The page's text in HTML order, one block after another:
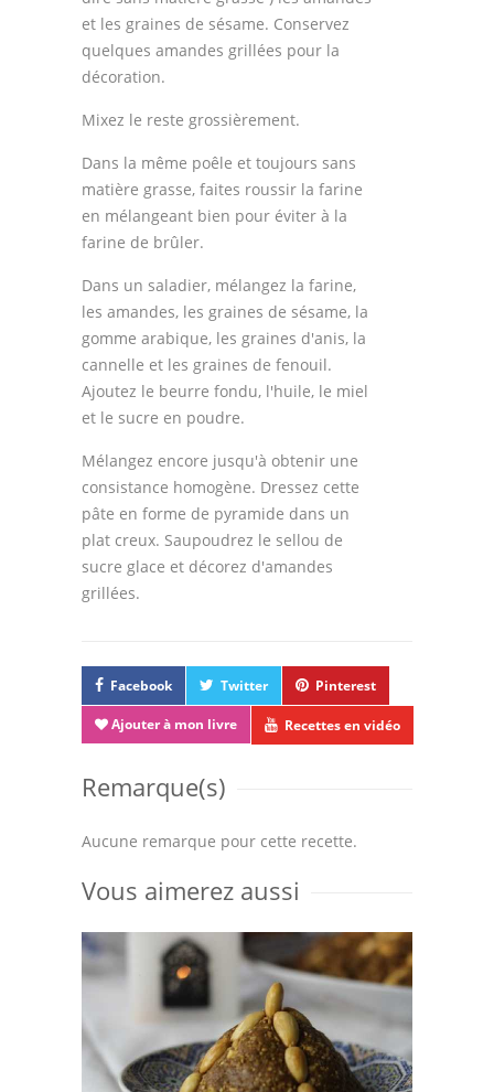
et les graines de sésame. Conservez
quelques amandes grillées pour la
décoration.
Mixez le reste grossièrement.
Dans la même poêle et toujours sans
matière grasse, faites roussir la farine
en mélangeant bien pour éviter à la
farine de brûler.
Dans un saladier, mélangez la farine,
les amandes, les graines de sésame, la
gomme arabique, les graines d'anis, la
cannelle et les graines de fenouil.
Ajoutez le beurre fondu, l'huile, le miel
et le sucre en poudre.
Mélangez encore jusqu'à obtenir une
consistance homogène. Dressez cette
pâte en forme de pyramide dans un
plat creux. Saupoudrez le sellou de
sucre glace et décorez d'amandes
grillées.
Facebook Twitter Pinterest
Ajouter à mon livre Recettes en vidéo
Remarque(s)
Aucune remarque pour cette recette.
Vous aimerez aussi